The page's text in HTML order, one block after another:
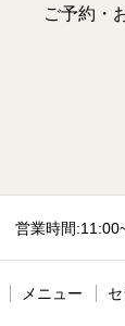
ご予約・
営業時間
メニュー